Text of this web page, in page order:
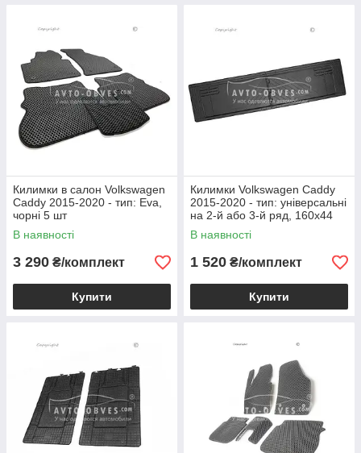
Килимки в салон Volkswagen
Caddy 2015-2020 - тип: Eva,
чорні 5 шт
В наявності
3 290 ₴/комплект
Купити
Килимки Volkswagen Caddy
2015-2020 - тип: універсальні
на 2-й або 3-й ряд, 160х44
см
В наявності
1 520 ₴/комплект
Купити